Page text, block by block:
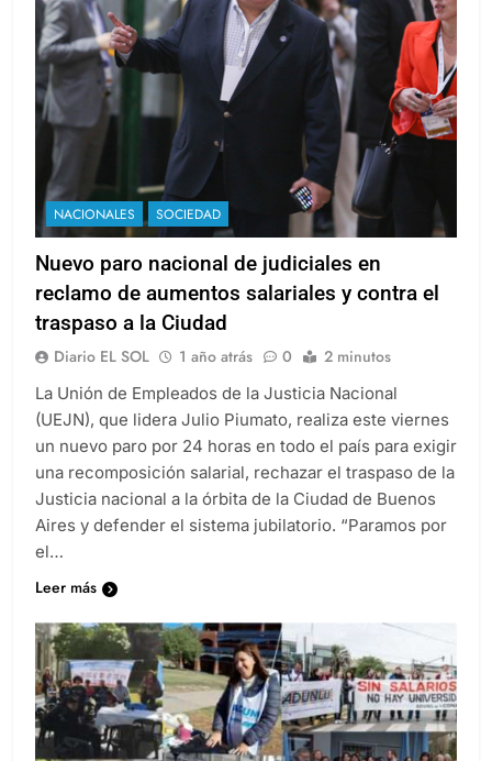
NACIONALES SOCIEDAD
Nuevo paro nacional de judiciales en
reclamo de aumentos salariales y contra el
traspaso a la Ciudad
Diario EL SOL 1 año atrás 0 2 minutos
La Unión de Empleados de la Justicia Nacional
(UEJN), que lidera Julio Piumato, realiza este viernes
un nuevo paro por 24 horas en todo el país para exigir
una recomposición salarial, rechazar el traspaso de la
Justicia nacional a la órbita de la Ciudad de Buenos
Aires y defender el sistema jubilatorio. “Paramos por
el…
Leer más